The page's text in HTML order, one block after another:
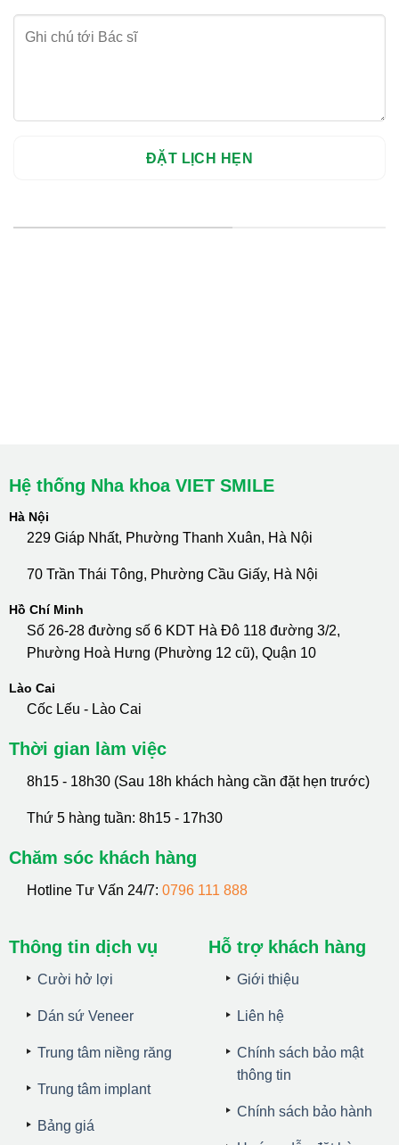
Hệ thống Nha khoa VIET SMILE
Hà Nội
229 Giáp Nhất, Phường Thanh Xuân, Hà Nội
70 Trần Thái Tông, Phường Cầu Giấy, Hà Nội
Hồ Chí Minh
Số 26-28 đường số 6 KDT Hà Đô 118 đường 3/2,
Phường Hoà Hưng (Phường 12 cũ), Quận 10
Lào Cai
Cốc Lếu - Lào Cai
Thời gian làm việc
8h15 - 18h30 (Sau 18h khách hàng cần đặt hẹn trước)
Thứ 5 hàng tuần: 8h15 - 17h30
Chăm sóc khách hàng
Hotline Tư Vấn 24/7: 0796 111 888
Thông tin dịch vụ
Cười hở lợi
Dán sứ Veneer
Trung tâm niềng răng
Trung tâm implant
Bảng giá
Hỗ trợ khách hàng
Giới thiệu
Liên hệ
Chính sách bảo mật
thông tin
Chính sách bảo hành